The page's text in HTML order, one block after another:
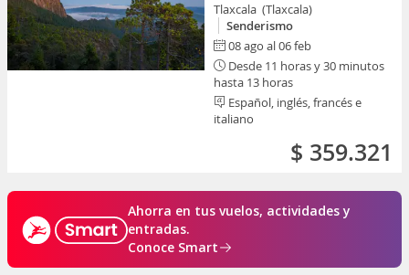
Tlaxcala (Tlaxcala)
Senderismo
08 ago al 06 feb
Desde 11 horas y 30 minutos
hasta 13 horas
Español, inglés, francés e
italiano
$ 359.321
Ahorra en tus vuelos, actividades y
entradas.
Conoce Smart